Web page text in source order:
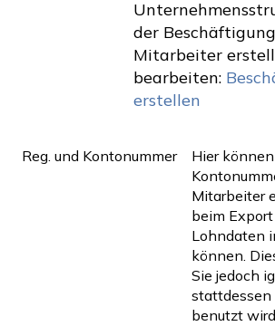
der
Mitarbeiter
bearbeiten:
erstellen
Reg. und Kontonummer
Hier
Mitarbeiter
beim
Lohndaten
können.
Sie jedoch
stattdessen
benutzt